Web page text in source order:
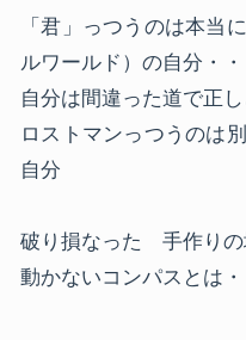
「君」っつうのは本当
ルワールド）の自分・・
自分は間違った道で正
ロストマンっつうのは
自分
破り損なった 手作り
動かないコンパスとは・